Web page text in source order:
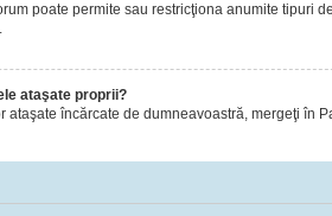
poate permite sau restricţiona anumite tipuri
ataşate proprii?
ataşate încărcate de dumneavoastră, mergeţi în